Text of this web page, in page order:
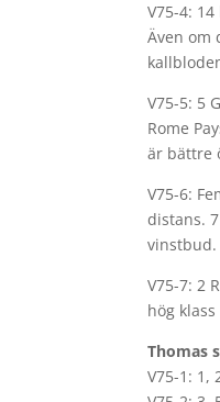
V75-4:
Även om
V75-5: 5
Rome
är bättre
V75-6:
distans.
vinstbud.
V75-7: 2
hög
Thomas
V75-1: 1,